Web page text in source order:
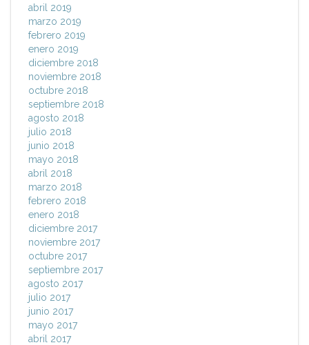
abril 2019
marzo 2019
febrero 2019
enero 2019
diciembre 2018
noviembre 2018
octubre 2018
septiembre 2018
agosto 2018
julio 2018
junio 2018
mayo 2018
abril 2018
marzo 2018
febrero 2018
enero 2018
diciembre 2017
noviembre 2017
octubre 2017
septiembre 2017
agosto 2017
julio 2017
junio 2017
mayo 2017
abril 2017